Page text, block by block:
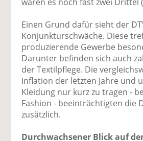
Einen Grund dafür sieht der
Konjunkturschwäche. Diese
produzierende Gewerbe
Darunter befinden sich auch
der Textilpflege. Die
Inflation der letzten Jahre und
Kleidung nur kurz zu tragen -
Fashion - beeinträchtigten die
zusätzlich.
Durchwachsener Blick auf